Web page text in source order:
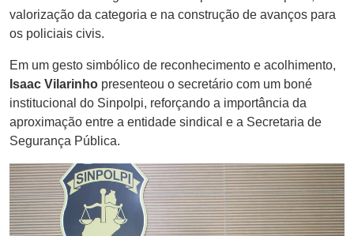
valorização da categoria e na construção de avanços para
os policiais civis.
Em um gesto simbólico de reconhecimento e acolhimento,
Isaac Vilarinho presenteou o secretário com um boné
institucional do Sinpolpi, reforçando a importância da
aproximação entre a entidade sindical e a Secretaria de
Segurança Pública.